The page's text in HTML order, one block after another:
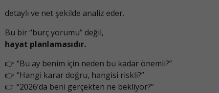
detaylı ve net şekilde analiz eder.
Bu bir “burç yorumu” değil,
hayat planlamasıdır.
👉 “Bu ay benim için neden bu kadar önemli?”
👉 “Hangi karar doğru, hangisi riskli?”
👉 “2026’da beni gerçekten ne bekliyor?”